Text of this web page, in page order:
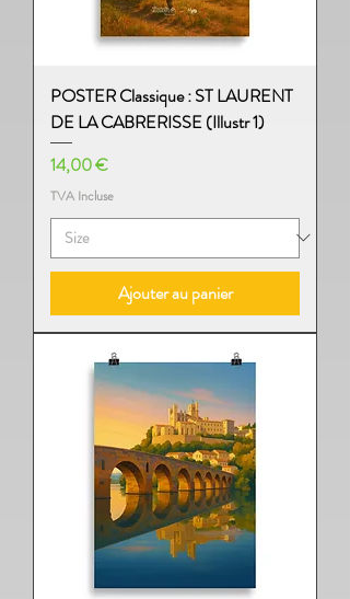
POSTER Classique : ST LAURENT
DE LA CABRERISSE (Illustr 1)
Prix
14,00 €
TVA Incluse
Ajouter au panier